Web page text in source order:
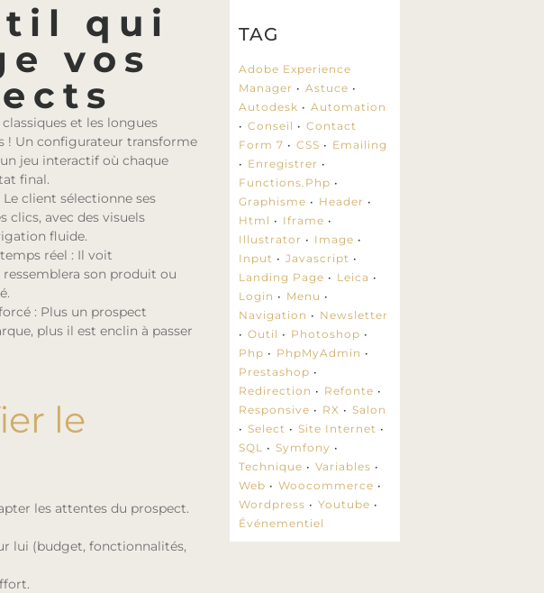
qui
vos
et les longues
! Un configurateur transforme
un jeu interactif où chaque
final.
client sélectionne ses
clics, avec des visuels
fluide.
réel : Il voit
son produit ou
: Plus un prospect
plus il est enclin à passer
le
les attentes du prospect.
lui (budget, fonctionnalités,
TAG
Adobe Experience
Manager
Astuce
Autodesk
Automation
Conseil
Contact
Form 7
CSS
Emailing
Enregistrer
Functions.php
Graphisme
Header
Html
Iframe
Illustrator
Image
Input
Javascript
Landing Page
Leica
Login
Menu
Navigation
Newsletter
Outil
Photoshop
Php
PhpMyAdmin
Prestashop
Redirection
Refonte
Responsive
RX
Salon
Select
Site Internet
SQL
Symfony
Technique
Variables
Web
Woocommerce
Wordpress
Youtube
Événementiel